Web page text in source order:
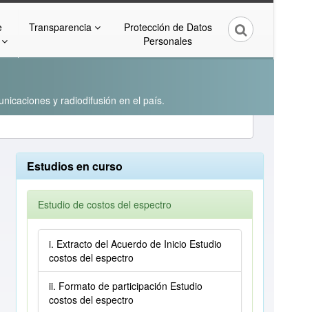
Transparencia
Protección de Datos
Personales
y radiodifusión en el país.
Estudios en curso
Estudio de costos del espectro
i. Extracto del Acuerdo de Inicio Estudio
costos del espectro
ii. Formato de participación Estudio
costos del espectro